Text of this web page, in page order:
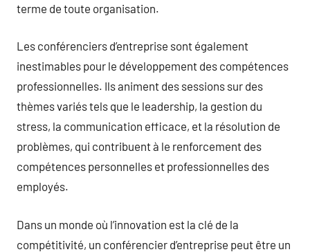
terme de toute organisation.
Les conférenciers d’entreprise sont également
inestimables pour le développement des compétences
professionnelles. Ils animent des sessions sur des
thèmes variés tels que le leadership, la gestion du
stress, la communication efficace, et la résolution de
problèmes, qui contribuent à le renforcement des
compétences personnelles et professionnelles des
employés.
Dans un monde où l’innovation est la clé de la
compétitivité, un conférencier d’entreprise peut être un